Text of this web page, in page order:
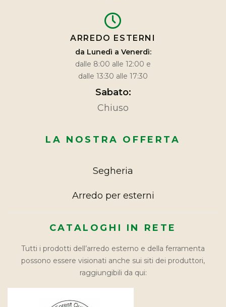
ARREDO ESTERNI
da Lunedì a Venerdì:
dalle 8:00 alle 12:00 e
dalle 13:30 alle 17:30
Sabato:
Chiuso
LA NOSTRA OFFERTA
Segheria
Arredo per esterni
CATALOGHI IN RETE
Tutti i prodotti dell’arredo esterno e della ferramenta
possono essere visionati anche sui siti dei produttori,
raggiungibili da qui: